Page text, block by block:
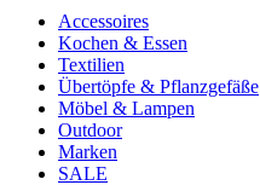
Accessoires
Kochen & Essen
Textilien
Übertöpfe & Pflanzgefäße
Möbel & Lampen
Outdoor
Marken
SALE